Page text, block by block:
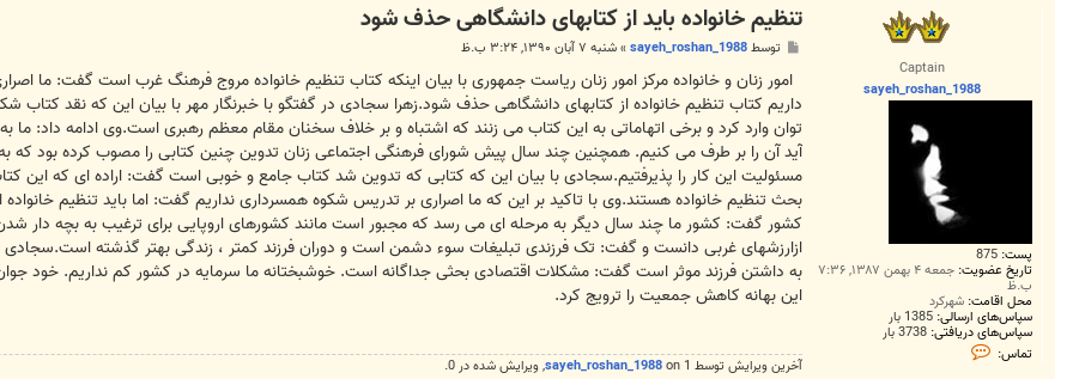
Captain
sayeh_roshan_1988
پست: 875
تاریخ عضویت: جمعه ۴ بهمن ۱۳۸۷, ۷:۳۶
ب.ظ
محل اقامت: شهرکرد
سپاس‌های ارسالی: 1385 بار
سپاس‌های دریافتی: 3738 بار
تماس:
ت
تنظیم خانواده باید از کتابهای دانشگاهی حذف شود
ت
توسطsayeh_roshan_1988
»شنبه ۷ آبان ۱۳۹۰, ۳:۲۴ ب.ظ
امور زنان و خانواده مرکز امور زنان ریاست جمهوری با بیان اینکه کتاب تنظیم خانواده مروج فرهنگ غرب است گفت: ما
داریم کتاب تنظیم خانواده از کتابهای دانشگاهی حذف شود.زهرا سجادی در گفتگو با خبرنگار مهر با بیان این که نقد
توان وارد کرد و برخی اتهاماتی به این کتاب می زنند که اشتباه و بر خلاف سخنان مقام معظم رهبری است.وی ادامه داد:
آید آن را بر طرف می کنیم. همچنین چند سال پیش شورای فرهنگی اجتماعی زنان تدوین چنین کتابی را مصوب کرده بود که
مسئولیت این کار را پذیرفتیم.سجادی با بیان این که کتابی که تدوین شد کتاب جامع و خوبی است گفت: اراده ای که این
بحث تنظیم خانواده هستند.وی با تاکید بر این که ما اصراری بر تدریس شکوه همسرداری نداریم گفت: اما باید تنظیم
کشور گفت: کشور ما چند سال دیگر به مرحله ای می رسد که مجبور است مانند کشورهای اروپایی برای ترغیب به بچه دار
ازارزشهای غربی دانست و گفت: تک فرزندی تبلیغات سوء دشمن است و دوران فرزند کمتر ، زندگی بهتر گذشته
به داشتن فرزند موثر است گفت: مشکلات اقتصادی بحثی جداگانه است. خوشبختانه ما سرمایه در کشور کم نداریم. خود
این بهانه کاهش جمعیت را ترویج کرد.
آخرین ويرايش توسط 1 on sayeh_roshan_1988, ويرايش شده در 0.